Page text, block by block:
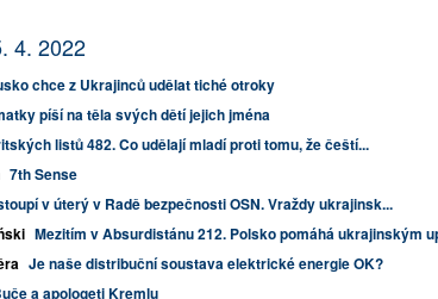
4. 2022
chce z Ukrajinců udělat tiché otroky
píší na těla svých dětí jejich jména
listů 482. Co udělají mladí proti tomu, že čeští...
7th Sense
v úterý v Radě bezpečnosti OSN. Vraždy ukrajinsk...
Mezitím v Absurdistánu 212. Polsko pomáhá ukrajinským
Je naše distribuční soustava elektrické energie OK?
a apologeti Kremlu